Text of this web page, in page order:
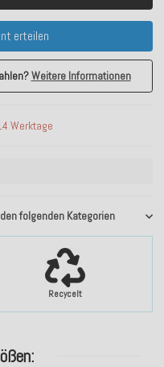
Recycelt
folgenden Kategorien
erteilen
Weitere Informationen
Werktage